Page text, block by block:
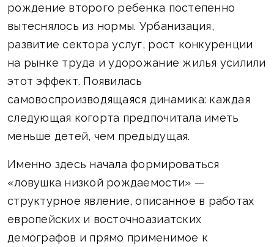
рождение второго ребенка постепенно
вытеснялось из нормы. Урбанизация,
развитие сектора услуг, рост конкуренции
на рынке труда и удорожание жилья усилили
этот эффект. Появилась
самовоспроизводящаяся динамика: каждая
следующая когорта предпочитала иметь
меньше детей, чем предыдущая.
Именно здесь начала формироваться
«ловушка низкой рождаемости» —
структурное явление, описанное в работах
европейских и восточноазиатских
демографов и прямо применимое к